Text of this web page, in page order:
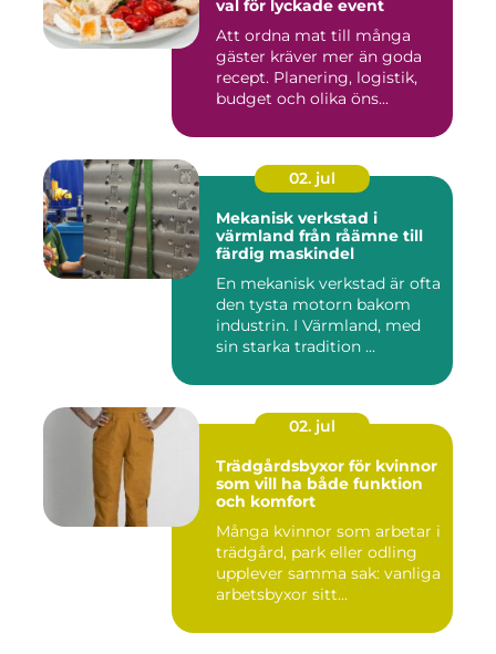
val för lyckade event
Att ordna mat till många
gäster kräver mer än goda
recept. Planering, logistik,
budget och olika öns...
02. jul
Mekanisk verkstad i
värmland från råämne till
färdig maskindel
En mekanisk verkstad är ofta
den tysta motorn bakom
industrin. I Värmland, med
sin starka tradition ...
02. jul
Trädgårdsbyxor för kvinnor
som vill ha både funktion
och komfort
Många kvinnor som arbetar i
trädgård, park eller odling
upplever samma sak: vanliga
arbetsbyxor sitt...